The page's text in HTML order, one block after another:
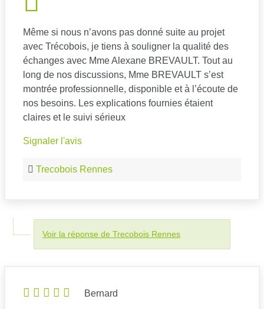
Même si nous n’avons pas donné suite au projet
avec Trécobois, je tiens à souligner la qualité des
échanges avec Mme Alexane BREVAULT. Tout au
long de nos discussions, Mme BREVAULT s’est
montrée professionnelle, disponible et à l’écoute de
nos besoins. Les explications fournies étaient
claires et le suivi sérieux
Signaler l'avis
Trecobois Rennes
Voir la réponse de Trecobois Rennes
Bernard